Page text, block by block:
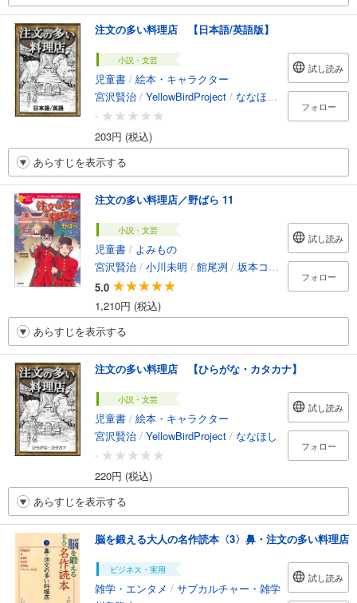
注文の多い料理店 【日本語/英語版】
小説・文芸
児童書 / 絵本・キャラクター
宮沢賢治 / YellowBirdProject / ななほし
森悠樹
-
203円 (税込)
試し読み
フォロー
あらすじを表示する
注文の多い料理店／野ばら 11
小説・文芸
児童書 / よみもの
宮沢賢治 / 小川未明 / 館尾冽 / 坂本コウ /加藤康子
5.0
1,210円 (税込)
試し読み
フォロー
あらすじを表示する
注文の多い料理店 【ひらがな・カタカナ】
小説・文芸
児童書 / 絵本・キャラクター
宮沢賢治 / YellowBirdProject / ななほし
-
220円 (税込)
試し読み
フォロー
あらすじを表示する
脳を鍛える大人の名作読本〈3〉鼻・注文の多い料理店
ビジネス・実用
雑学・エンタメ / サブカルチャー・雑学
試し読み